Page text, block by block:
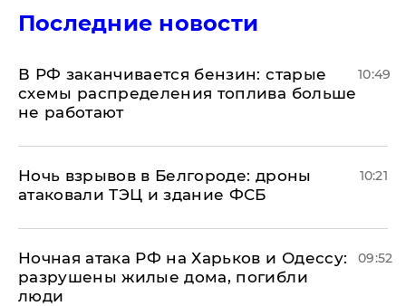
Последние новости
​В РФ заканчивается бензин: старые
схемы распределения топлива больше
не работают
10:49
​Ночь взрывов в Белгороде: дроны
атаковали ТЭЦ и здание ФСБ
10:21
​Ночная атака РФ на Харьков и Одессу:
разрушены жилые дома, погибли
люди
09:52